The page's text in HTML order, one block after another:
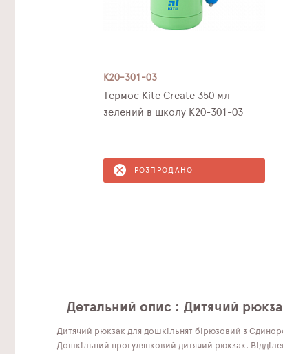
K20-301-03
Термос Kite Create 350 мл
зелений в школу K20-301-03
РОЗПРОДАНО
Детальний опис : Дитячий
Дитячий рюкзак для дошкільнят бірюзовий з
Дошкільний прогулянковий дитячий рюкзак.